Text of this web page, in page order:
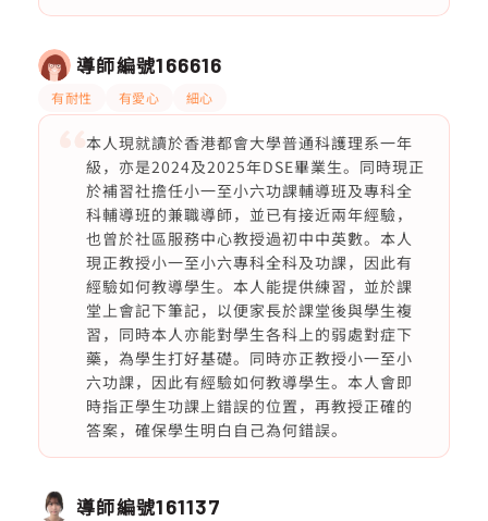
導師編號166616
有耐性 有愛心 細心
本人現就讀於香港都會大學普通科護理系一年
級，亦是2024及2025年DSE畢業生。同時現正
於補習社擔任小一至小六功課輔導班及專科全
科輔導班的兼職導師，並已有接近兩年經驗，
也曾於社區服務中心教授過初中中英數。本人
現正教授小一至小六專科全科及功課，因此有
經驗如何教導學生。本人能提供練習，並於課
堂上會記下筆記，以便家長於課堂後與學生複
習，同時本人亦能對學生各科上的弱處對症下
藥，為學生打好基礎。同時亦正教授小一至小
六功課，因此有經驗如何教導學生。本人會即
時指正學生功課上錯誤的位置，再教授正確的
答案，確保學生明白自己為何錯誤。
導師編號161137